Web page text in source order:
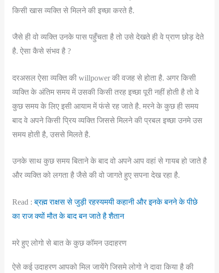
किसी खास व्यक्ति से मिलने की इच्छा करते है.
जैसे ही वो व्यक्ति उनके पास पहुँचता है तो उसे देखते ही वे प्राण छोड़ देते
है. ऐसा कैसे संभव है ?
दरअसल ऐसा व्यक्ति की willpower की वजह से होता है. अगर किसी
व्यक्ति के अंतिम समय में उसकी किसी तरह इच्छा पूरी नहीं होती है तो वे
कुछ समय के लिए इसी आयाम में फंसे रह जाते है. मरने के कुछ ही समय
बाद वे अपने किसी प्रिय व्यक्ति जिससे मिलने की प्रबल इच्छा उनमे उस
समय होती है, उससे मिलते है.
उनके साथ कुछ समय बिताने के बाद वो अपने आप वहां से गायब हो जाते है
और व्यक्ति को लगता है जैसे की वो जागते हुए सपना देख रहा है.
Read :ब्रह्म राक्षस से जुड़ी रहस्यमयी कहानी और इनके बनने के पीछे
का राज क्यों मौत के बाद बन जाते है शैतान
मरे हुए लोगो से बात के कुछ कॉमन उदाहरण
ऐसे कई उदाहरण आपको मिल जायेंगे जिसमे लोगो ने दावा किया है की